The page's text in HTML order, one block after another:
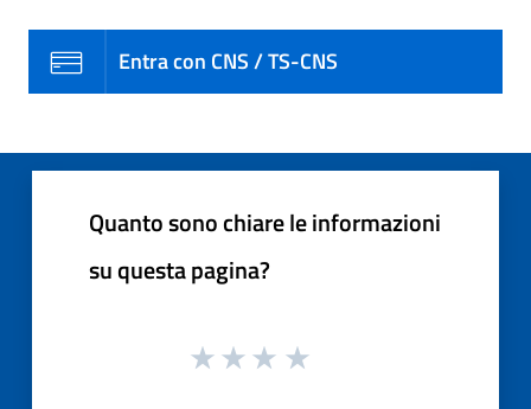
Entra con CNS / TS-CNS
Quanto sono chiare le informazioni
su questa pagina?